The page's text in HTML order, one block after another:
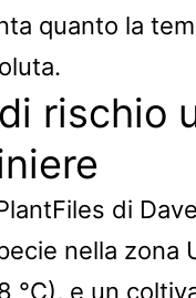
quanto la
rischio
di
nella zona
°C), e un